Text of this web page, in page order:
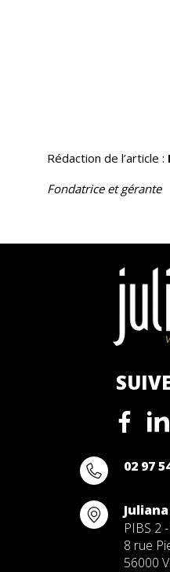
Rédaction de l’article :
Fondatrice et gérante
02 97
PIBS 2
8 rue
56000